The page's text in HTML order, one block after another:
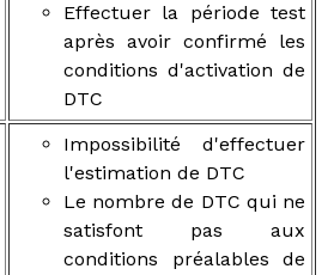
Effectuer la période test
après avoir confirmé les
conditions d'activation de
DTC
Impossibilité d'effectuer
l'estimation de DTC
Le nombre de DTC qui ne
satisfont pas aux
conditions préalables de